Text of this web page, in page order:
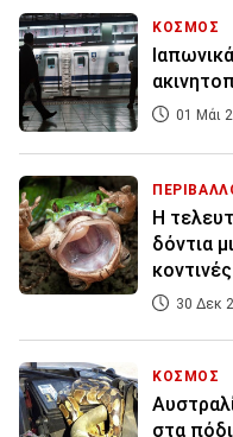
ΚΟΣΜΟΣ
01 Μάι
Η
δόντια
30 Δεκ
ΚΟΣΜΟΣ
στα